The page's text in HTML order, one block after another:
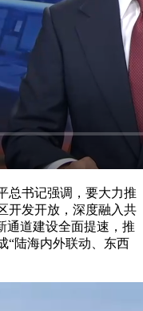
总书记强调，要大力推
开发开放，深度融入共
通道建设全面提速，推
“陆海内外联动、东西